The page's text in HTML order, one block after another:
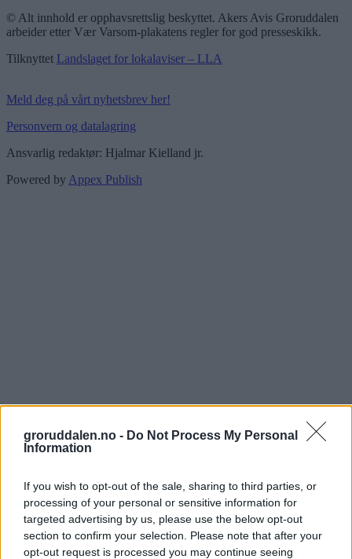
groruddalen.no - Do Not Process My Personal
Information
If you wish to opt-out of the sale, sharing to third parties, or
processing of your personal or sensitive information for
targeted advertising by us, please use the below opt-out
section to confirm your selection. Please note that after your
opt-out request is processed you may continue seeing
© Alt innhold er opphavsrettslig beskyttet. Akers Avis Groruddalen
arbeider etter Vær Varsom-plakatens regler for god presseskikk.
Tilknyttet Landslaget for lokalaviser – LLA
Meld deg på vårt nyhetsbrev her!
Personvern og datalagring
Ansvarlig redaktør: Hjalmar Kielland jr.
Powered by Appex Publish